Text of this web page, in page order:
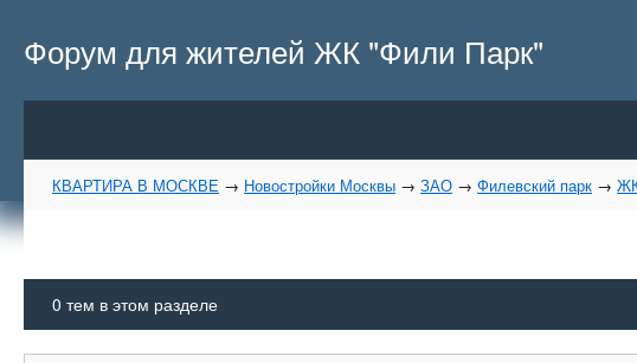
Форум для жителей ЖК "Фили Парк"
КВАРТИРА В МОСКВЕ → Новостройки Москвы → ЗАО → Филевский парк →
0 тем в этом разделе